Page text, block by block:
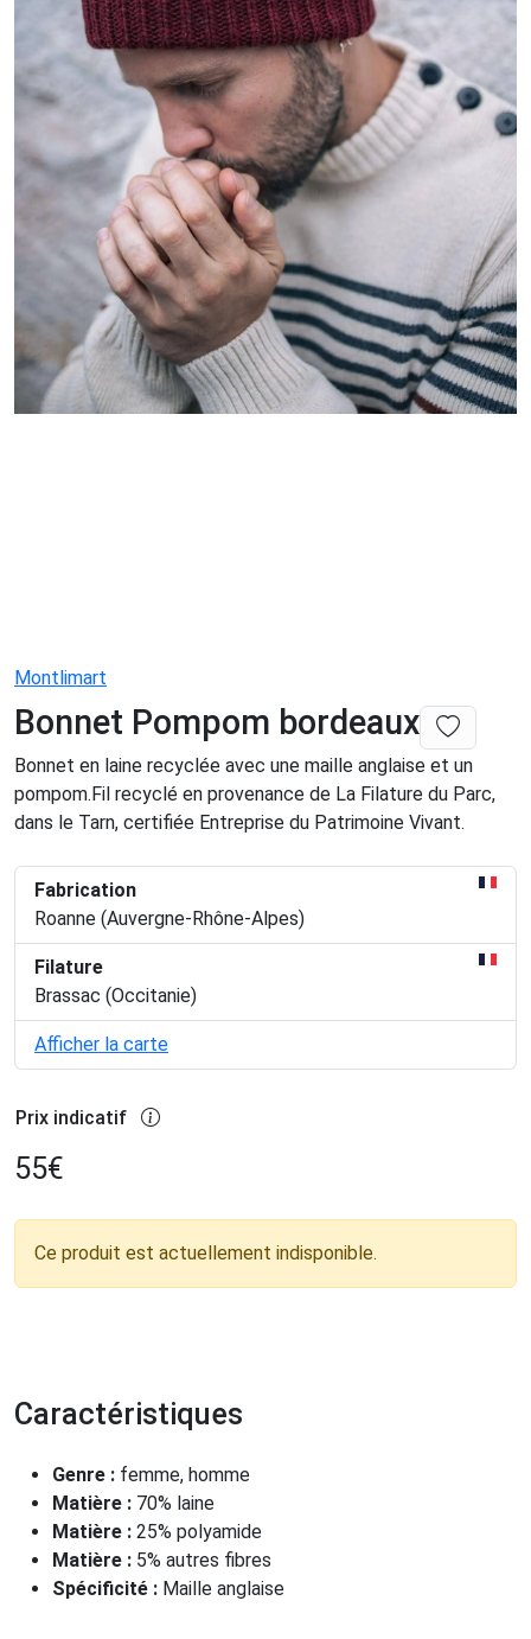
Montlimart
Bonnet Pompom bordeaux
Bonnet en laine recyclée avec une maille anglaise et un
pompom.Fil recyclé en provenance de La Filature du Parc,
dans le Tarn, certifiée Entreprise du Patrimoine Vivant.
Fabrication
Roanne (Auvergne-Rhône-Alpes)
Filature
Brassac (Occitanie)
Afficher la carte
Prix indicatif
55€
Ce produit est actuellement indisponible.
Caractéristiques
Genre : femme, homme
Matière : 70% laine
Matière : 25% polyamide
Matière : 5% autres fibres
Spécificité : Maille anglaise